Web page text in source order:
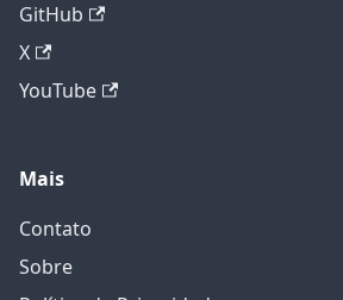
GitHub
X
YouTube
Mais
Contato
Sobre